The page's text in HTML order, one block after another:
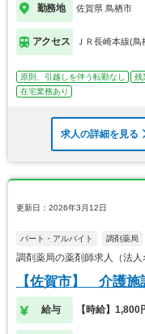
勤務地 佐賀県 鳥栖市
アクセス ＪＲ長崎本線(
原則、引越しを伴う転勤なし 残
在宅業務あり
求人の詳細を見る
更新日：2026年3月12日
パート・アルバイト 調剤薬局
調剤薬局の薬剤師求人（法
【佐賀市】 介護施
給与 【時給】1,800